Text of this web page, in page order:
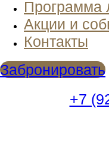
Программа
Акции и
Контакты
Забронировать
+7